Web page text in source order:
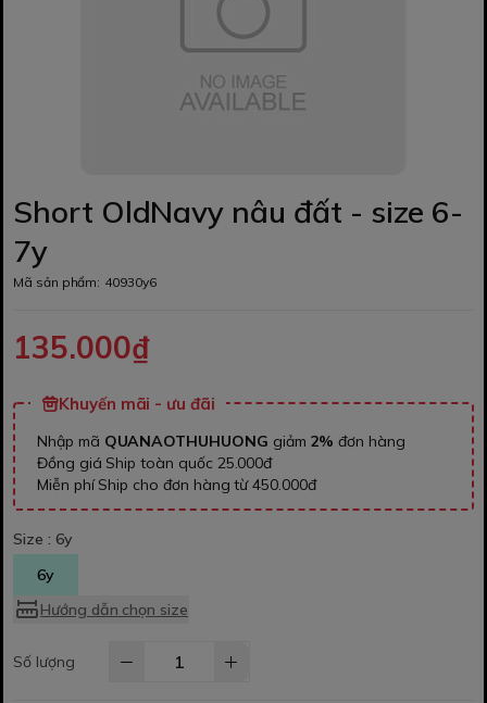
Short OldNavy nâu đất - size 6-
7y
Mã sản phẩm: 40930y6
135.000₫
Khuyến mãi - ưu đãi
Nhập mã QUANAOTHUHUONG giảm 2% đơn hàng
Đồng giá Ship toàn quốc 25.000đ
Miễn phí Ship cho đơn hàng từ 450.000đ
Size : 6y
6y
Hướng dẫn chọn size
Số lượng